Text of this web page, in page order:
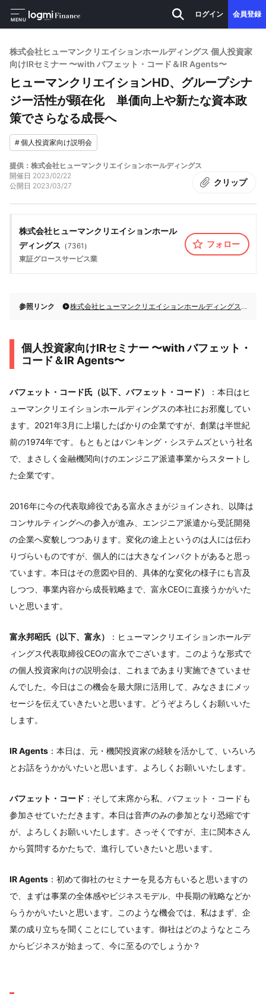
MENU
ログイン 会員登録
株式会社ヒューマンクリエイションホールディングス 個人投資家
向けIRセミナー 〜with バフェット・コード＆IR Agents〜
ヒューマンクリエイションHD、グループシナ
ジー活性が顕在化 単価向上や新たな資本政
策でさらなる成長へ
#個人投資家向け説明会
提供：株式会社ヒューマンクリエイションホールディングス
開催日 2023/02/22
公開日 2023/03/27 クリップ
株式会社ヒューマンクリエイションホール
ディングス （7361 ）
東証グロースサービス業
フォロー
参照リンク 株式会社ヒューマンクリエイションホールディングス 個人投資家向けIRセミナー 〜with バフェット・コード＆IR Agents〜
個人投資家向けIRセミナー 〜with バフェット・
コード＆IR Agents〜
バフェット・コード氏（以下、バフェット・コード）
：本日はヒ
ューマンクリエイションホールディングスの本社にお邪魔してい
ます。2021年3月に上場したばかりの企業ですが、創業は半世紀
前の1974年です。もともとはバンキング・システムズという社名
で、まさしく金融機関向けのエンジニア派遣事業からスタートし
た企業です。
2016年に今の代表取締役である富永さまがジョインされ、以降は
コンサルティングへの参入が進み、エンジニア派遣から受託開発
の企業へ変貌しつつあります。変化の途上というのは人には伝わ
りづらいものですが、個人的には大きなインパクトがあると思っ
ています。本日はその意図や目的、具体的な変化の様子にも言及
しつつ、事業内容から成長戦略まで、富永CEOに直接うかがいた
いと思います。
富永邦昭氏（以下、富永）
：ヒューマンクリエイションホールデ
ィングス代表取締役CEOの富永でございます。このような形式で
の個人投資家向けの説明会は、これまであまり実施できていませ
んでした。今日はこの機会を最大限に活用して、みなさまにメッ
セージを伝えていきたいと思います。どうぞよろしくお願いいた
します。
IR Agents ：本日は、元・機関投資家の経験を活かして、いろいろ
とお話をうかがいたいと思います。よろしくお願いいたします。
バフェット・コード ：そして末席から私、バフェット・コードも
参加させていただきます。本日は音声のみの参加となり恐縮です
が、よろしくお願いいたします。さっそくですが、主に関本さん
から質問するかたちで、進行していきたいと思います。
IR Agents ：初めて御社のセミナーを見る方もいると思いますの
で、まずは事業の全体感やビジネスモデル、中長期の戦略などか
らうかがいたいと思います。このような機会では、私はまず、企
業の成り立ちを聞くことにしています。御社はどのようなところ
からビジネスが始まって、今に至るのでしょうか？